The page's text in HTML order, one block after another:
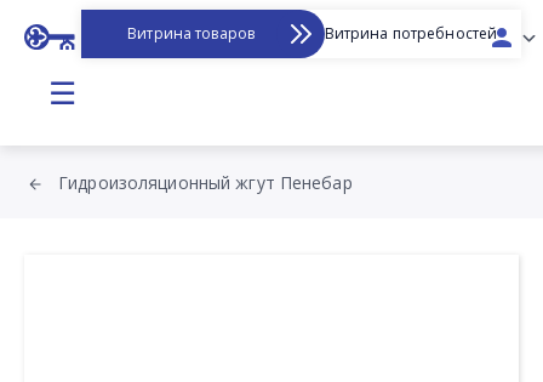
Витрина товаров Витрина потребностей
☰
Гидроизоляционный жгут Пенебар